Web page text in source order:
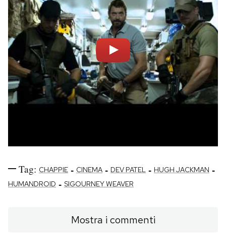
Tag: CHAPPIE - CINEMA - DEV PATEL - HUGH JACKMAN -
HUMANDROID - SIGOURNEY WEAVER
Mostra i commenti